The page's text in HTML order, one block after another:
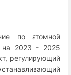
по атомной
на 2023 - 2025
регулирующий